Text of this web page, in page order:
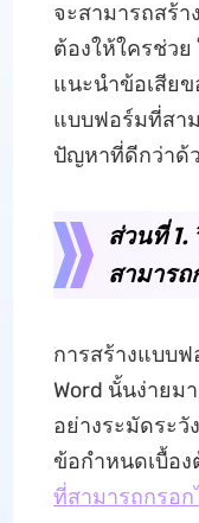
จะสามารถสร้า
ต้องให้ใครช่ว
แนะนำข้อเสียข
แบบฟอร์มที่สา
ปัญหาที่ดีกว่าด้
ส่วนที่
สามารถ
การสร้างแบบ
Word นั้นง่าย
อย่างระมัดระ
ข้อกำหนดเบื้อ
ที่สามารถกรอก